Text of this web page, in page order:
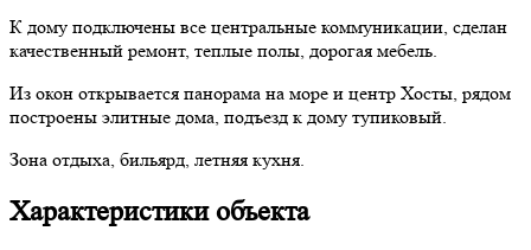
К дому подключены все центральные коммуникации, сделан
качественный ремонт, теплые полы, дорогая мебель.
Из окон открывается панорама на море и центр Хосты, рядом
построены элитные дома, подъезд к дому тупиковый.
Зона отдыха, бильярд, летняя кухня.
Характеристики объекта